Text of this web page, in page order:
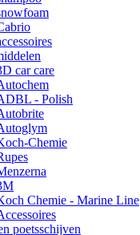
car care
- Polish
Chemie
Chemie - Marine Line
poetsschijven